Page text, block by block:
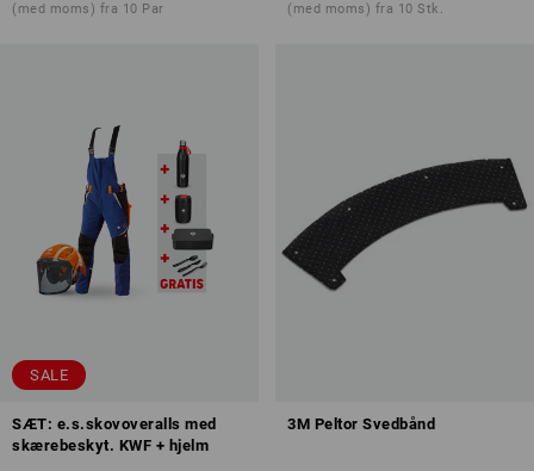
(med moms) fra 10 Par (med moms) fra 10 Stk.
SALE
SÆT: e.s.skovoveralls med
skærebeskyt. KWF + hjelm
3M Peltor Svedbånd